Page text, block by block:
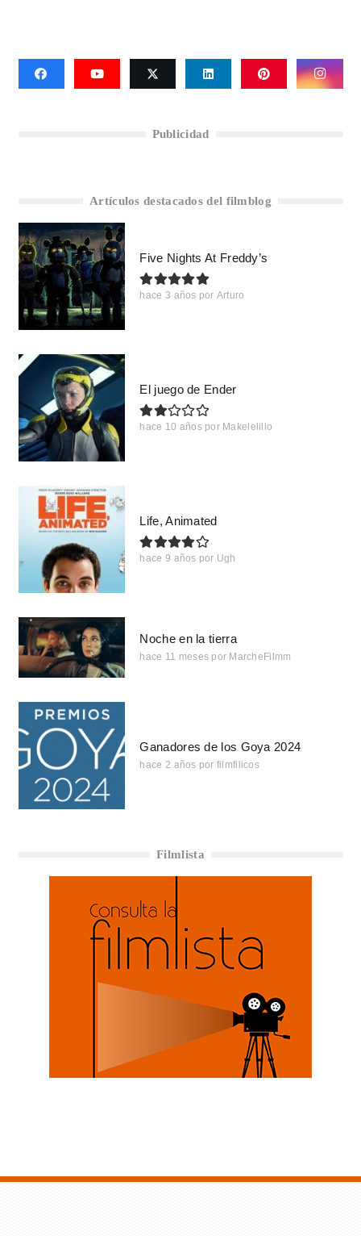
Publicidad
Artículos destacados del filmblog
Five Nights At Freddy’s
hace 3 años por Arturo
El juego de Ender
hace 10 años por Makelelillo
Life, Animated
hace 9 años por Ugh
Noche en la tierra
hace 11 meses por MarcheFilmm
Ganadores de los Goya 2024
hace 2 años por filmfilicos
Filmlista